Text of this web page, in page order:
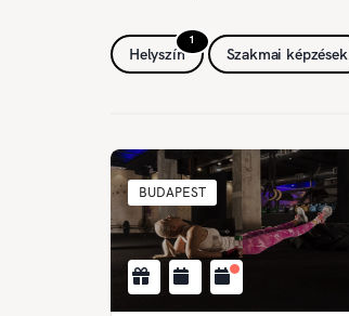
1
Helyszín Szakmai képzések
BUDAPEST